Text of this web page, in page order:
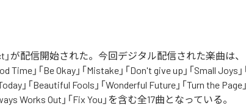
」が配信開始された。今回デジタル配信された楽曲は、
Time」「Be Okay」「Mistake」「Don't give up」「Small Joys」
」「Beautiful Fools」「Wonderful Future」「Turn the Page
Works Out」「Fix You」を含む全17曲となっている。